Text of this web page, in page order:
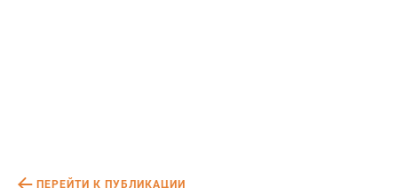
ПЕРЕЙТИ К ПУБЛИКАЦИИ